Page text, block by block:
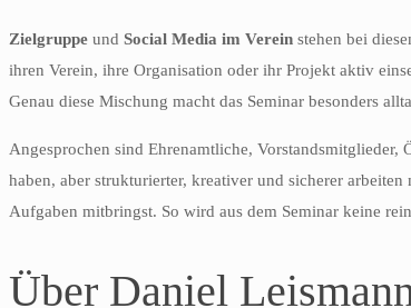
Zielgruppe und Social Media im Verein stehen bei
ihren Verein, ihre Organisation oder ihr Projekt aktiv
Genau diese Mischung macht das Seminar besonders
Angesprochen sind Ehrenamtliche,
haben, aber strukturierter, kreativer und sicherer
Aufgaben mitbringst. So wird aus dem Seminar keine
Über Daniel